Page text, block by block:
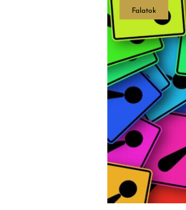
Falatok